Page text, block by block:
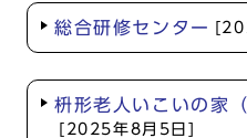
総合研修センター
枡形老人いこいの家
[2025年8月5日]